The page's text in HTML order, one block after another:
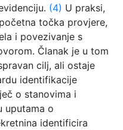
(4) U praksi,
točka provjere,
i povezivanje s
Članak je u tom
cilj, ali ostaje
identifikacije
o stanovima i
uputama o
identificira